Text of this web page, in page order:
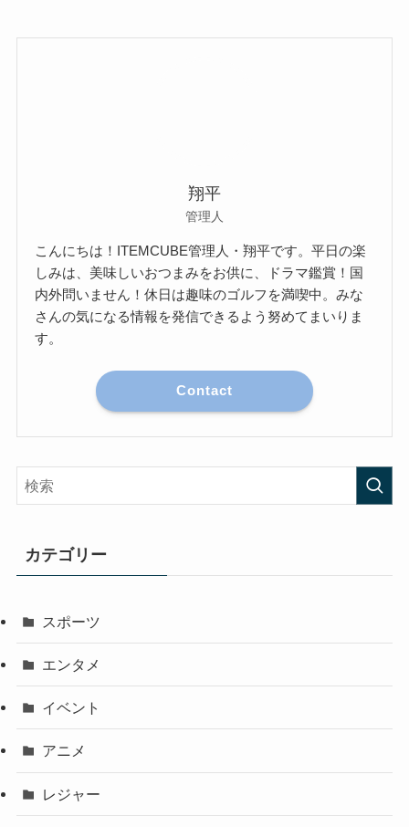
翔平
管理人
こんにちは！ITEMCUBE管理人・翔平です。平日の楽
しみは、美味しいおつまみをお供に、ドラマ鑑賞！国
内外問いません！休日は趣味のゴルフを満喫中。みな
さんの気になる情報を発信できるよう努めてまいりま
す。
Contact
カテゴリー
スポーツ
エンタメ
イベント
アニメ
レジャー